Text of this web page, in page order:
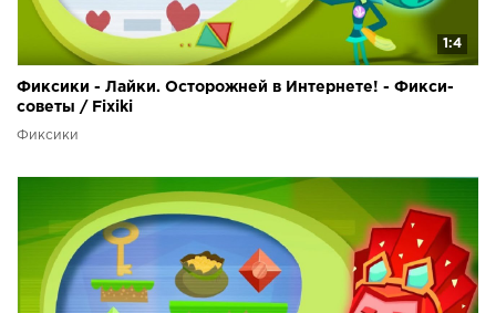
1:4
Фиксики - Лайки. Осторожней в Интернете! - Фикси-
советы / Fixiki
Фиксики